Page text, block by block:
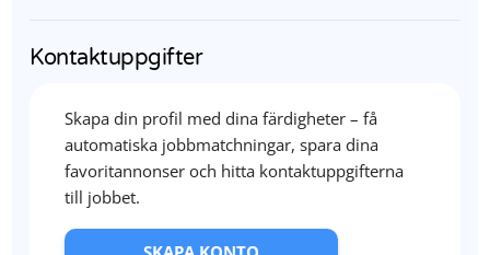
Kontaktuppgifter
Skapa din profil med dina färdigheter – få
automatiska jobbmatchningar, spara dina
favoritannonser och hitta kontaktuppgifterna
till jobbet.